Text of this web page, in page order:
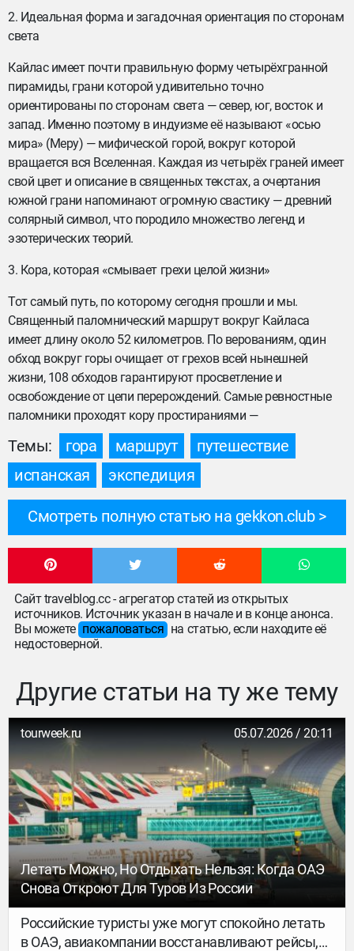
2. Идеальная форма и загадочная ориентация по сторонам
света
Кайлас имеет почти правильную форму четырёхгранной
пирамиды, грани которой удивительно точно
ориентированы по сторонам света — север, юг, восток и
запад. Именно поэтому в индуизме её называют «осью
мира» (Меру) — мифической горой, вокруг которой
вращается вся Вселенная. Каждая из четырёх граней имеет
свой цвет и описание в священных текстах, а очертания
южной грани напоминают огромную свастику — древний
солярный символ, что породило множество легенд и
эзотерических теорий.
3. Кора, которая «смывает грехи целой жизни»
Тот самый путь, по которому сегодня прошли и мы.
Священный паломнический маршрут вокруг Кайласа
имеет длину около 52 километров. По верованиям, один
обход вокруг горы очищает от грехов всей нынешней
жизни, 108 обходов гарантируют просветление и
освобождение от цепи перерождений. Самые ревностные
паломники проходят кору простираниями —
Темы: гора маршрут
путешествие
испанская
экспедиция
Смотреть полную статью на gekkon.club
Сайт travelblog.cc - агрегатор статей из открытых
источников. Источник указан в начале и в конце анонса.
Вы можете пожаловаться на статью, если находите её
недостоверной.
Другие статьи на ту же тему
tourweek.ru 05.07.2026 / 20:11
Летать Можно, Но Отдыхать Нельзя: Когда ОАЭ
Снова Откроют Для Туров Из России
Российские туристы уже могут спокойно летать
в ОАЭ, авиакомпании восстанавливают рейсы,